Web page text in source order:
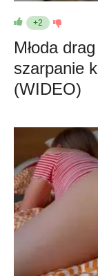
+2
Młoda
szarpanie
(WIDEO)